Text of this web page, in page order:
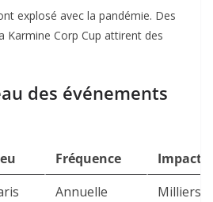
explosé avec la pandémie. Des
Karmine Corp Cup attirent des
des événements
Fréquence
Impact
Annuelle
Milliers